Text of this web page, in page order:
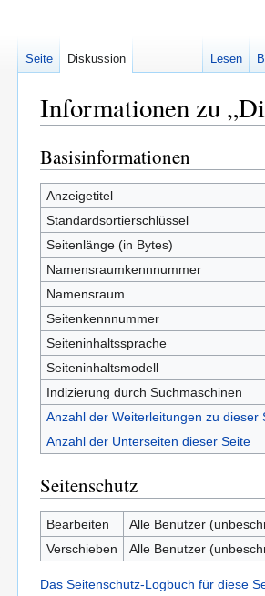
Informationen zu
Zur
Navigation
springen
Zur
Suche
springen
Basisinformationen
Anzeigetitel
Standardsortierschlüssel
Seitenlänge (in Bytes)
Namensraumkennnummer
Namensraum
Seitenkennnummer
Seiteninhaltssprache
Seiteninhaltsmodell
Indizierung durch Suchmaschinen
Anzahl der Weiterleitungen zu dieser
Anzahl der Unterseiten dieser Seite
Seitenschutz
Bearbeiten
Alle Benutzer
Verschieben
Alle Benutzer
Das Seitenschutz-Logbuch für diese
Seite Diskussion Lesen